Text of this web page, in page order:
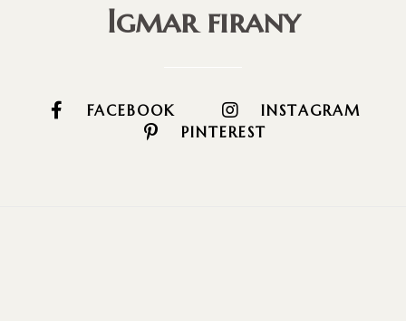
Igmar firany
FACEBOOK
INSTAGRAM
PINTEREST